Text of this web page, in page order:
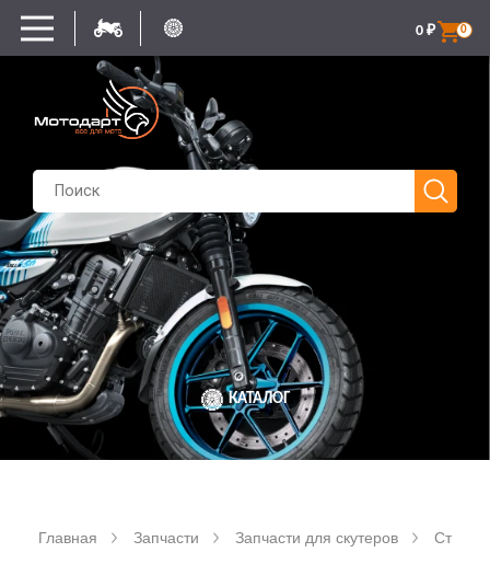
0
0 ₽
КАТАЛОГ
Главная Запчасти Запчасти для скутеров